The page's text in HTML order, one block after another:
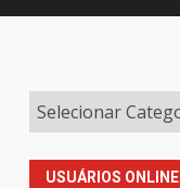
USUÁRIOS ONLINE